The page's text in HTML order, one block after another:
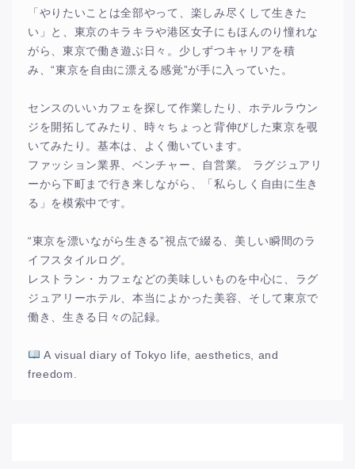
「やりたいことは全部やって、楽しみ尽くして生きた
い」と、東京のキラキラや港区女子にもほんのり憧れな
がら、東京で働き遊ぶ日々。少しずつキャリアを積
み、“東京を自由に漂える感覚”が手に入っていた。
センスのいいカフェを探して作業したり、ホテルラウン
ジを開拓してみたり、時々ちょっと背伸びした東京を覗
いてみたり。基本は、よく働いています。
ファッション業界、ベンチャー、自営業。 ラグジュアリ
ーから下町まで行き来しながら、「私らしく自由に生き
る」を模索中です。
“東京を漂いながら生きる”視点で綴る、美しい瞬間のラ
イフスタイルログ。
レストラン・カフェなどの美味しいものを中心に、ラグ
ジュアリーホテル、本当によかった美容、そして東京で
働き、生きる日々の記録。
A visual diary of Tokyo life, aesthetics, and
freedom.